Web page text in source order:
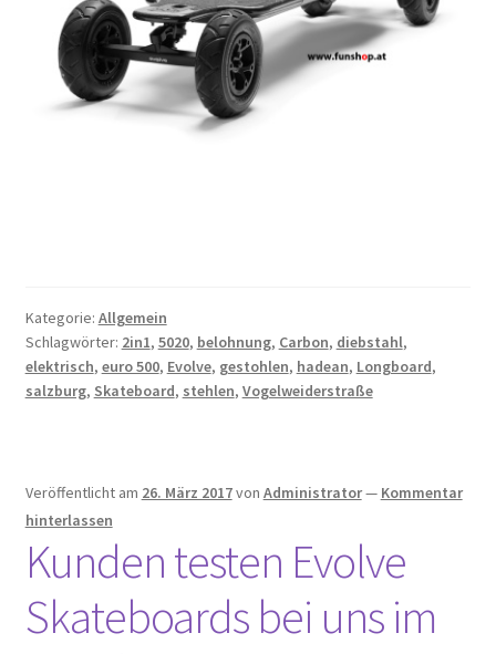
Kategorie: Allgemein
Schlagwörter: 2in1, 5020, belohnung, Carbon, diebstahl,
elektrisch, euro 500, Evolve, gestohlen, hadean, Longboard,
salzburg, Skateboard, stehlen, Vogelweiderstraße
Veröffentlicht am 26. März 2017von Administrator— Kommentar
hinterlassen
Kunden testen Evolve
Skateboards bei uns im